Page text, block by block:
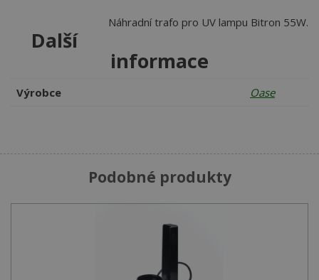
Náhradní trafo pro UV lampu Bitron 55W.
Další
informace
Výrobce Oase
Podobné produkty